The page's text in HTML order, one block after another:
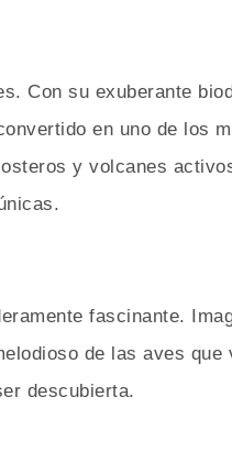
Con su exuberante
en uno de los
y volcanes
fascinante.
de las aves que
descubierta.